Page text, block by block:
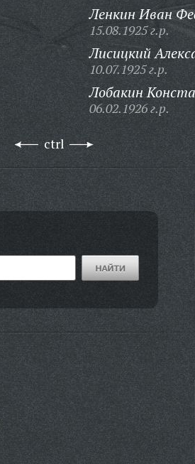
Ленкин Иван
15.08.1925 г.р.
Лисицкий
10.07.1925 г.р.
Лобакин
06.02.1926 г.р.
ctrl